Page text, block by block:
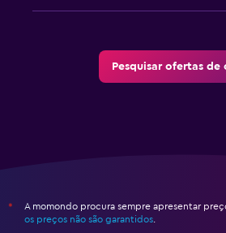
Pesquisar ofertas de
*
A momondo procura sempre apresentar
os preços não são garantidos.